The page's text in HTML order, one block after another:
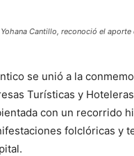
Cantillo, reconoció el
se unió a la
Turísticas y
con un recorrido
folclóricas y